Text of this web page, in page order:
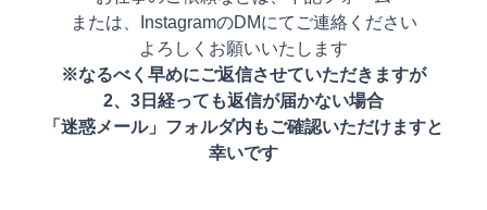
または、InstagramのDMにてご連絡ください
よろしくお願いいたします
※なるべく早めにご返信させていただきますが
2、3日経っても返信が届かない場合
「迷惑メール」フォルダ内もご確認いただけますと
幸いです